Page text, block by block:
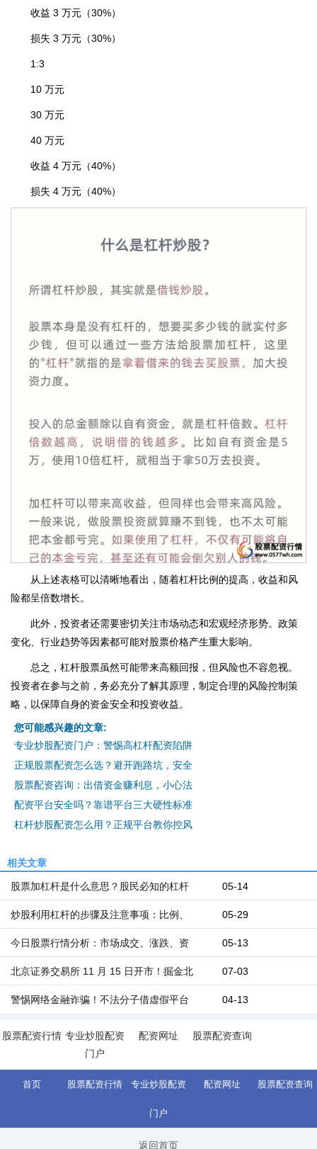
收益 3 万元（30%）
损失 3 万元（30%）
1:3
10 万元
30 万元
40 万元
收益 4 万元（40%）
损失 4 万元（40%）
从上述表格可以清晰地看出，随着杠杆比例的提高，收益和风
险都呈倍数增长。
此外，投资者还需要密切关注市场动态和宏观经济形势。政策
变化、行业趋势等因素都可能对股票价格产生重大影响。
总之，杠杆股票虽然可能带来高额回报，但风险也不容忽视。
投资者在参与之前，务必充分了解其原理，制定合理的风险控制策
略，以保障自身的资金安全和投资收益。
您可能感兴趣的文章:
专业炒股配资门户：警惕高杠杆配资陷阱
正规股票配资怎么选？避开跑路坑，安全
股票配资咨询：出借资金赚利息，小心法
配资平台安全吗？靠谱平台三大硬性标准
杠杆炒股配资怎么用？正规平台教你控风
相关文章
05-14
股票加杠杆是什么意思？股民必知的杠杆
05-29
炒股利用杠杆的步骤及注意事项：比例、
05-13
今日股票行情分析：市场成交、涨跌、资
07-03
北京证券交易所 11 月 15 日开市！掘金北
04-13
警惕网络金融诈骗！不法分子借虚假平台
股票配资行情 专业炒股配资
门户
配资网址 股票配资查询
首页 股票配资行情 专业炒股配资
门户
配资网址 股票配资查询
返回首页